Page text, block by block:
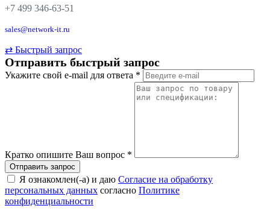
+7 499 346-63-51
sales@network-it.ru
⇄ Быстрый запрос
Отправить быстрый запрос
Укажите свой e-mail для ответа *
Кратко опишите Ваш вопрос *
Я ознакомлен(-а) и даю Согласие на обработку
персональных данных согласно Политике
конфиденциальности